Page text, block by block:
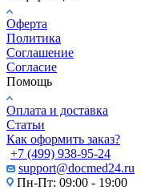
Оферта
Политика
Соглашение
Согласие
Помощь
Оплата и доставка
Статьи
Как оформить заказ?
+7 (499) 938-95-24
support@docmed24.ru
Пн-Пт: 09:00 - 19:00